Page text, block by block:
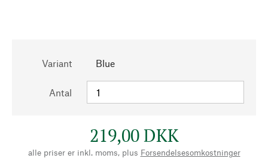
Variant Blue
Antal
219,00 DKK
alle priser er inkl. moms, plus Forsendelsesomkostninger